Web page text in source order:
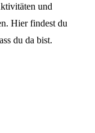
und
Hier findest du
du da bist.